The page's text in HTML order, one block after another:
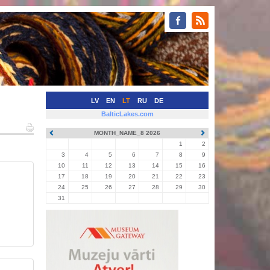
LV EN LT RU
DE
BalticLakes.com
MONTH_NAME_8 2026
1
2
3
4 5 6 7 8
9
10
11 12 13 14 15
16
17
18 19 20 21 22
23
24
25 26 27 28 29
30
31